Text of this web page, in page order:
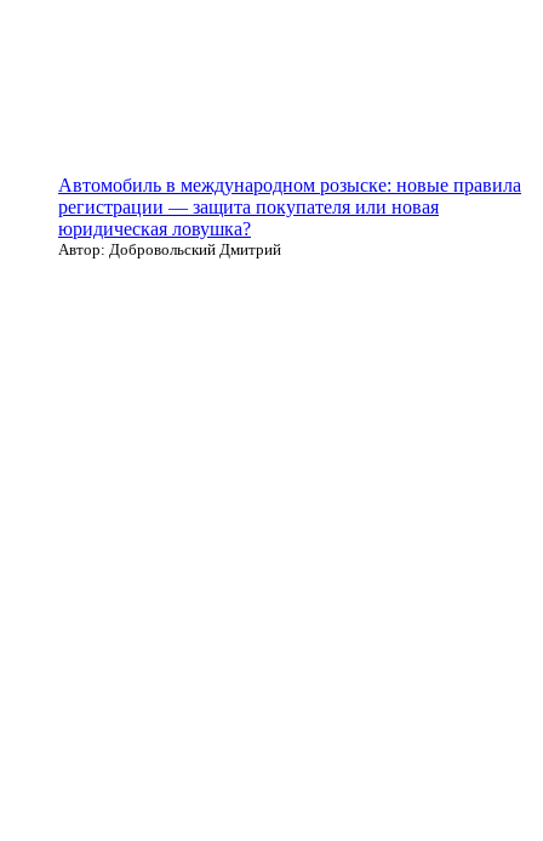
Автомобиль в международном розыске: новые правила
регистрации — защита покупателя или новая
юридическая ловушка?
Автор: Добровольский Дмитрий